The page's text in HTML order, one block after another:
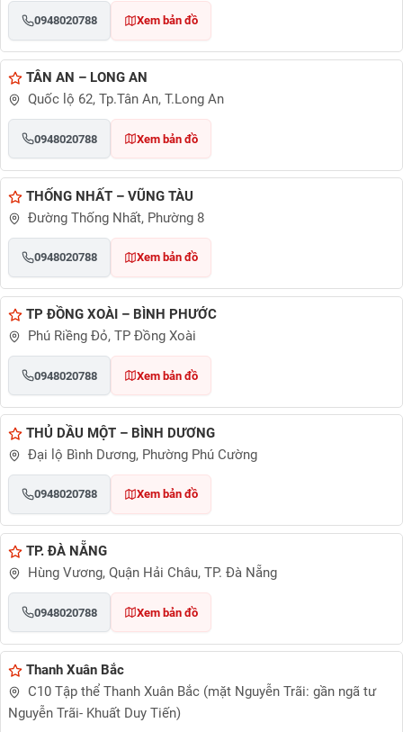
0948020788 Xem bản đồ
TÂN AN – LONG AN
Quốc lộ 62, Tp.Tân An, T.Long An
0948020788 Xem bản đồ
THỐNG NHẤT – VŨNG TÀU
Đường Thống Nhất, Phường 8
0948020788 Xem bản đồ
TP ĐỒNG XOÀI – BÌNH PHƯỚC
Phú Riềng Đỏ, TP Đồng Xoài
0948020788 Xem bản đồ
THỦ DẦU MỘT – BÌNH DƯƠNG
Đại lộ Bình Dương, Phường Phú Cường
0948020788 Xem bản đồ
TP. ĐÀ NẴNG
Hùng Vương, Quận Hải Châu, TP. Đà Nẵng
0948020788 Xem bản đồ
Thanh Xuân Bắc
C10 Tập thể Thanh Xuân Bắc (mặt Nguyễn Trãi: gần ngã tư
Nguyễn Trãi- Khuất Duy Tiến)